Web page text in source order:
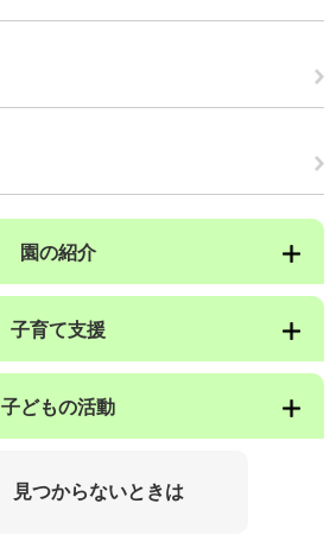
園の紹介
子育て支援
子どもの活動
見つからないときは